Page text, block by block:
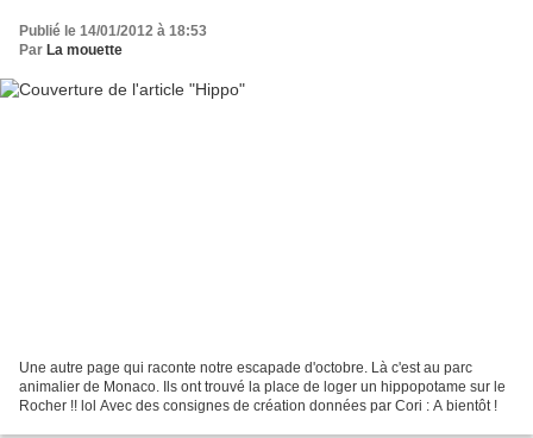
Publié le 14/01/2012 à 18:53
Par La mouette
Une autre page qui raconte notre escapade d'octobre. Là c'est au parc
animalier de Monaco. Ils ont trouvé la place de loger un hippopotame sur le
Rocher !! lol Avec des consignes de création données par Cori : A bientôt !